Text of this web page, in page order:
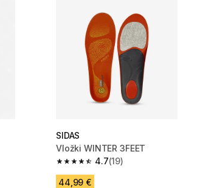
SIDAS
Vložki WINTER 3FEET
4.7
4.7 od 5 zvezdic from 19 ocene
(19)
44,99 €